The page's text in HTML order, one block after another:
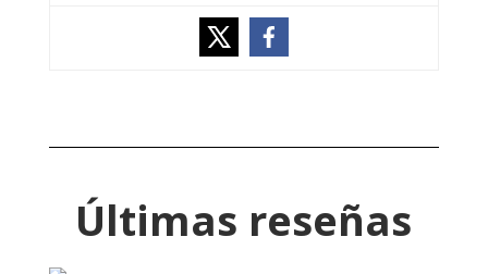
Últimas reseñas